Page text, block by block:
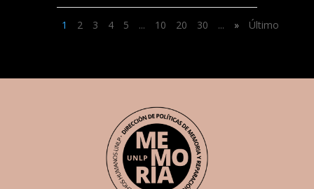
1 2 3 4 5 ... 10 20 30 ... » Último